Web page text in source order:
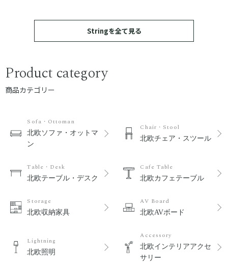
Stringを全て見る
Product category
商品カテゴリー
Sofa・Ottoman
北欧ソファ・オットマ
ン
Chair・Stool
北欧チェア・スツール
Table・Desk
北欧テーブル・デスク
Cafe Table
北欧カフェテーブル
Storage
北欧収納家具
AV Board
北欧AVボード
Lightning
北欧照明
Accessory
北欧インテリアアクセ
サリー